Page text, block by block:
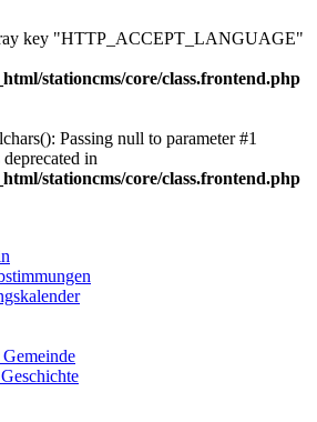
key "HTTP_ACCEPT_LANGUAGE"
stationcms/core/class.frontend.php
Passing null to parameter #1
in
stationcms/core/class.frontend.php